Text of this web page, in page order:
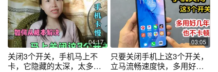
04:17
关闭3个开关，手机马上不
卡，它隐藏的太深，太多人
03:05
只要关闭手机上这3个开关，
立马流畅速度快，多用好几